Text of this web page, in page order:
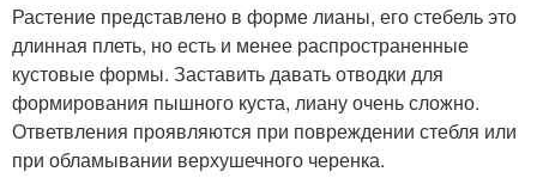
Растение представлено в форме лианы, его стебель это
длинная плеть, но есть и менее распространенные
кустовые формы. Заставить давать отводки для
формирования пышного куста, лиану очень сложно.
Ответвления проявляются при повреждении стебля или
при обламывании верхушечного черенка.